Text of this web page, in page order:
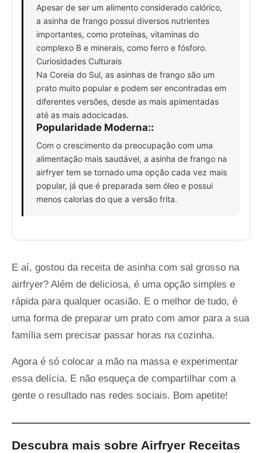
Apesar de ser um alimento considerado calórico,
a asinha de frango possui diversos nutrientes
importantes, como proteínas, vitaminas do
complexo B e minerais, como ferro e fósforo.
Curiosidades Culturais
Na Coreia do Sul, as asinhas de frango são um
prato muito popular e podem ser encontradas em
diferentes versões, desde as mais apimentadas
até as mais adocicadas.
Popularidade Moderna::
Com o crescimento da preocupação com uma
alimentação mais saudável, a asinha de frango na
airfryer tem se tornado uma opção cada vez mais
popular, já que é preparada sem óleo e possui
menos calorias do que a versão frita.
E aí, gostou da receita de asinha com sal grosso na
airfryer? Além de deliciosa, é uma opção simples e
rápida para qualquer ocasião. E o melhor de tudo, é
uma forma de preparar um prato com amor para a sua
família sem precisar passar horas na cozinha.
Agora é só colocar a mão na massa e experimentar
essa delícia. E não esqueça de compartilhar com a
gente o resultado nas redes sociais. Bom apetite!
Descubra mais sobre Airfryer Receitas